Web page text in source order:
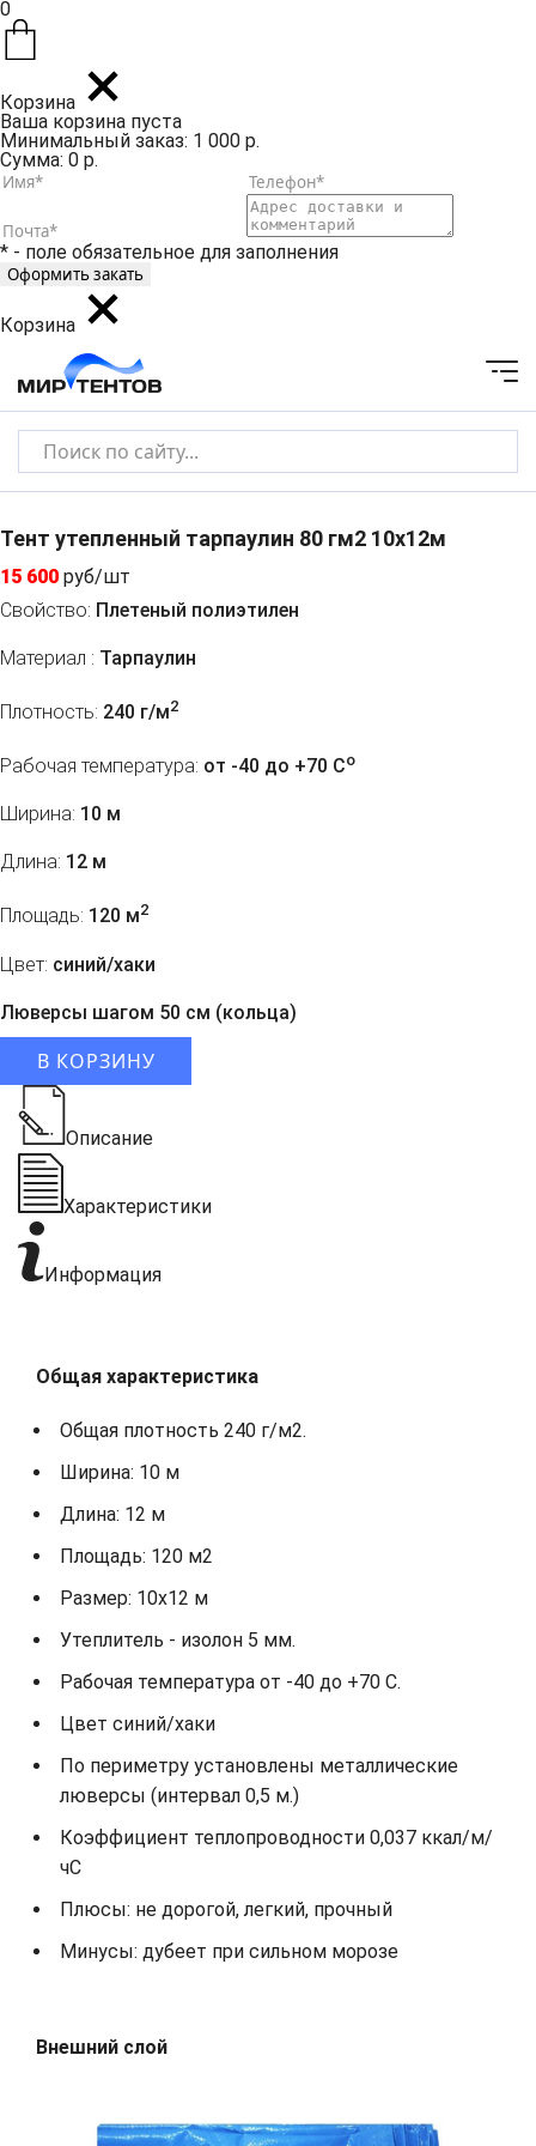
0
Корзина
Ваша корзина пуста
Минимальный заказ: 1 000 р.
Сумма: 0 р.
* - поле обязательное для заполнения
Корзина
Тент утепленный тарпаулин 80 гм2 10x12м
15 600 руб/шт
Свойство: Плетеный полиэтилен
Материал : Тарпаулин
Плотность: 240 г/м2
Рабочая температура: от -40 до +70 Co
Ширина: 10 м
Длина: 12 м
Площадь: 120 м2
Цвет: синий/хаки
Люверсы шагом 50 см (кольца)
В КОРЗИНУ
Описание
Характеристики
Информация
Общая характеристика
Общая плотность 240 г/м2.
Ширина: 10 м
Длина: 12 м
Площадь: 120 м2
Размер: 10х12 м
Утеплитель - изолон 5 мм.
Рабочая температура от -40 до +70 С.
Цвет синий/хаки
По периметру установлены металлические
люверсы (интервал 0,5 м.)
Коэффициент теплопроводности 0,037 ккал/м/
чС
Плюсы: не дорогой, легкий, прочный
Минусы: дубеет при сильном морозе
Внешний слой